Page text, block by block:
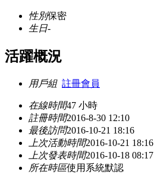
性別保密
生日-
活躍概況
用戶組 註冊會員
在線時間47 小時
註冊時間2016-8-30 12:10
最後訪問2016-10-21 18:16
上次活動時間2016-10-21 18:16
上次發表時間2016-10-18 08:17
所在時區使用系統默認